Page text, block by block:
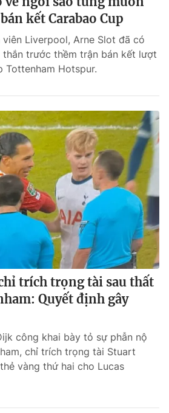
kết Carabao Cup
viên Liverpool, Arne Slot đã có
thắn trước thềm trận bán kết lượt
Tottenham Hotspur.
trích trọng tài sau thất
Quyết định gây
công khai bày tỏ sự phẫn nộ
chỉ trích trọng tài Stuart
vàng thứ hai cho Lucas